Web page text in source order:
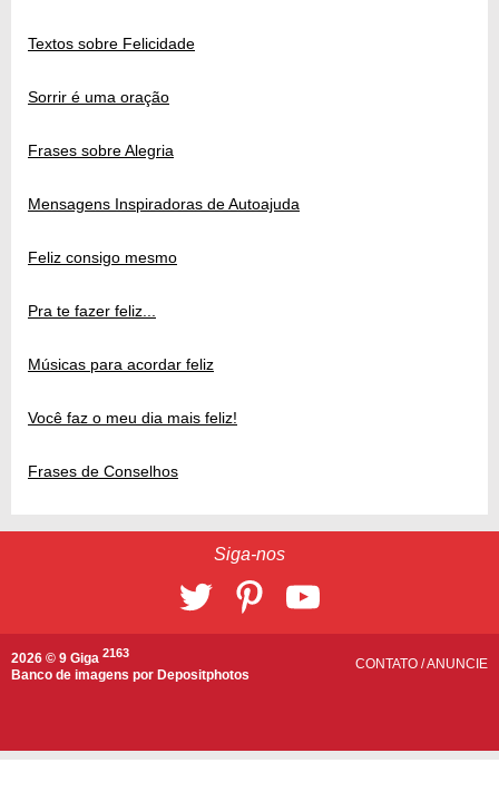
Textos sobre Felicidade
Sorrir é uma oração
Frases sobre Alegria
Mensagens Inspiradoras de Autoajuda
Feliz consigo mesmo
Pra te fazer feliz...
Músicas para acordar feliz
Você faz o meu dia mais feliz!
Frases de Conselhos
Siga-nos
2026 © 9 Giga 2163
Banco de imagens por Depositphotos
CONTATO /ANUNCIE